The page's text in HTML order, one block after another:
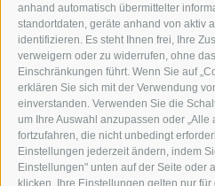
anhand automatisch übermittelter
standortdaten, geräte anhand von aktiv
identifizieren. Es steht Ihnen frei, Ihre
verweigern oder zu widerrufen, ohne
Einschränkungen führt. Wenn Sie auf
erklären Sie sich mit der Verwendung
einverstanden. Verwenden Sie die
um Ihre Auswahl anzupassen oder
fortzufahren, die nicht unbedingt
Einstellungen jederzeit ändern, indem
Einstellungen" unten auf der Seite oder
klicken. Ihre Einstellungen gelten nur für
ONLINE VOTING
SERVICE
VERANSTALTUNGSKALENDER
KLEINANZEIGER
NÜTZLICHE LINKS
WETTER
WEBCAM